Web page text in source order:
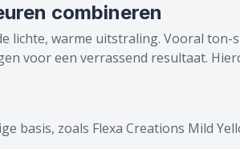
combineren
lichte, warme uitstraling. Vooral
voor een verrassend resultaat.
basis, zoals Flexa Creations Mild